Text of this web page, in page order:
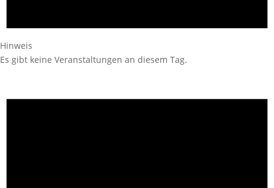
Hinweis
Es gibt keine Veranstaltungen an diesem Tag.